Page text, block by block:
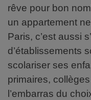
rêve pour bon
un appartement
Paris, c’est aussi
d’établissements
scolariser ses
primaires,
l’embarras du